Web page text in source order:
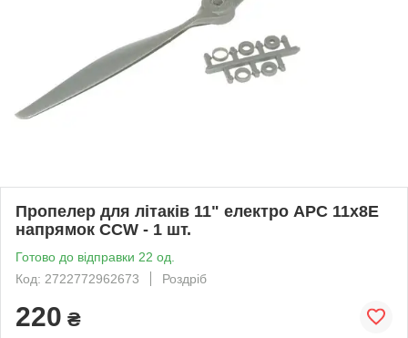
Пропелер для літаків 11" електро APC 11x8E
напрямок CCW - 1 шт.
Готово до відправки 22 од.
Код: 2722772962673
Роздріб
220 ₴